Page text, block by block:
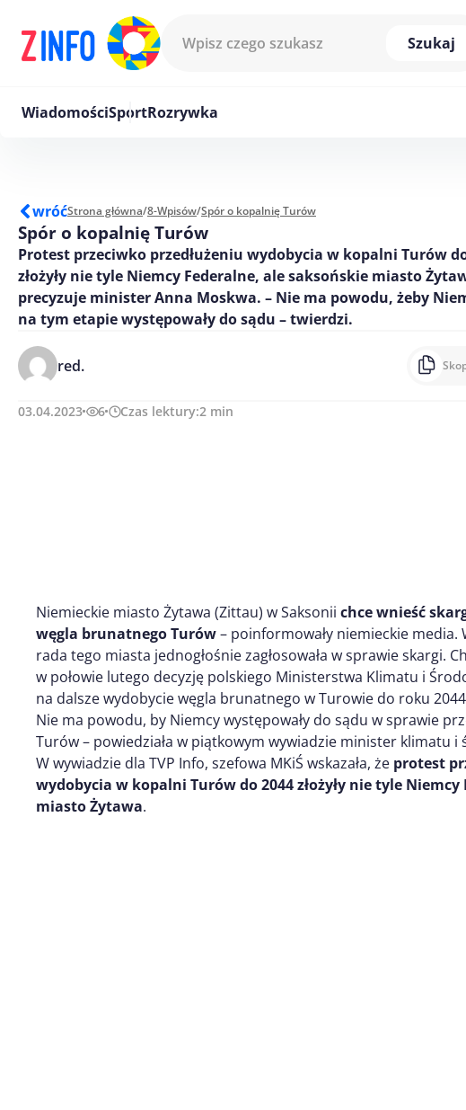
Szukaj
WiadomościSportRozrywka
wróćStrona główna/8-Wpisów/Spór o kopalnię Turów
Spór o kopalnię Turów
Protest przeciwko przedłużeniu wydobycia w kopalni Turów
złożyły nie tyle Niemcy Federalne, ale saksońskie miasto
precyzuje minister Anna Moskwa. – Nie ma powodu, żeby
na tym etapie występowały do sądu – twierdzi.
red.
03.04.2023 6 Czas lektury:2 min
Niemieckie miasto Żytawa (Zittau) w Saksonii chce wnieść
węgla brunatnego Turów– poinformowały niemieckie
rada tego miasta jednogłośnie zagłosowała w sprawie skargi.
w połowie lutego decyzję polskiego Ministerstwa Klimatu i
na dalsze wydobycie węgla brunatnego w Turowie do roku
Nie ma powodu, by Niemcy występowały do sądu w sprawie
Turów – powiedziała w piątkowym wywiadzie minister klimatu i
W wywiadzie dla TVP Info, szefowa MKiŚ wskazała, że protest
wydobycia w kopalni Turów do 2044 złożyły nie tyle
miasto Żytawa.